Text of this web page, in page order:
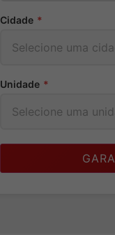
Cidade *
Unidade *